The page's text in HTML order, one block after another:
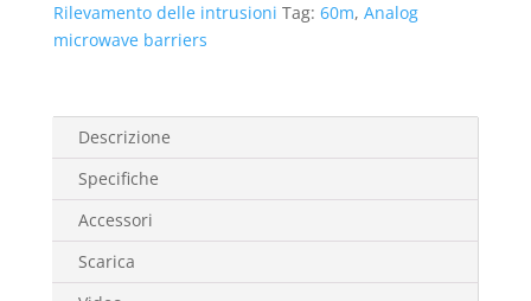
Rilevamento delle intrusioni Tag: 60m, Analog
microwave barriers
Descrizione
Specifiche
Accessori
Scarica